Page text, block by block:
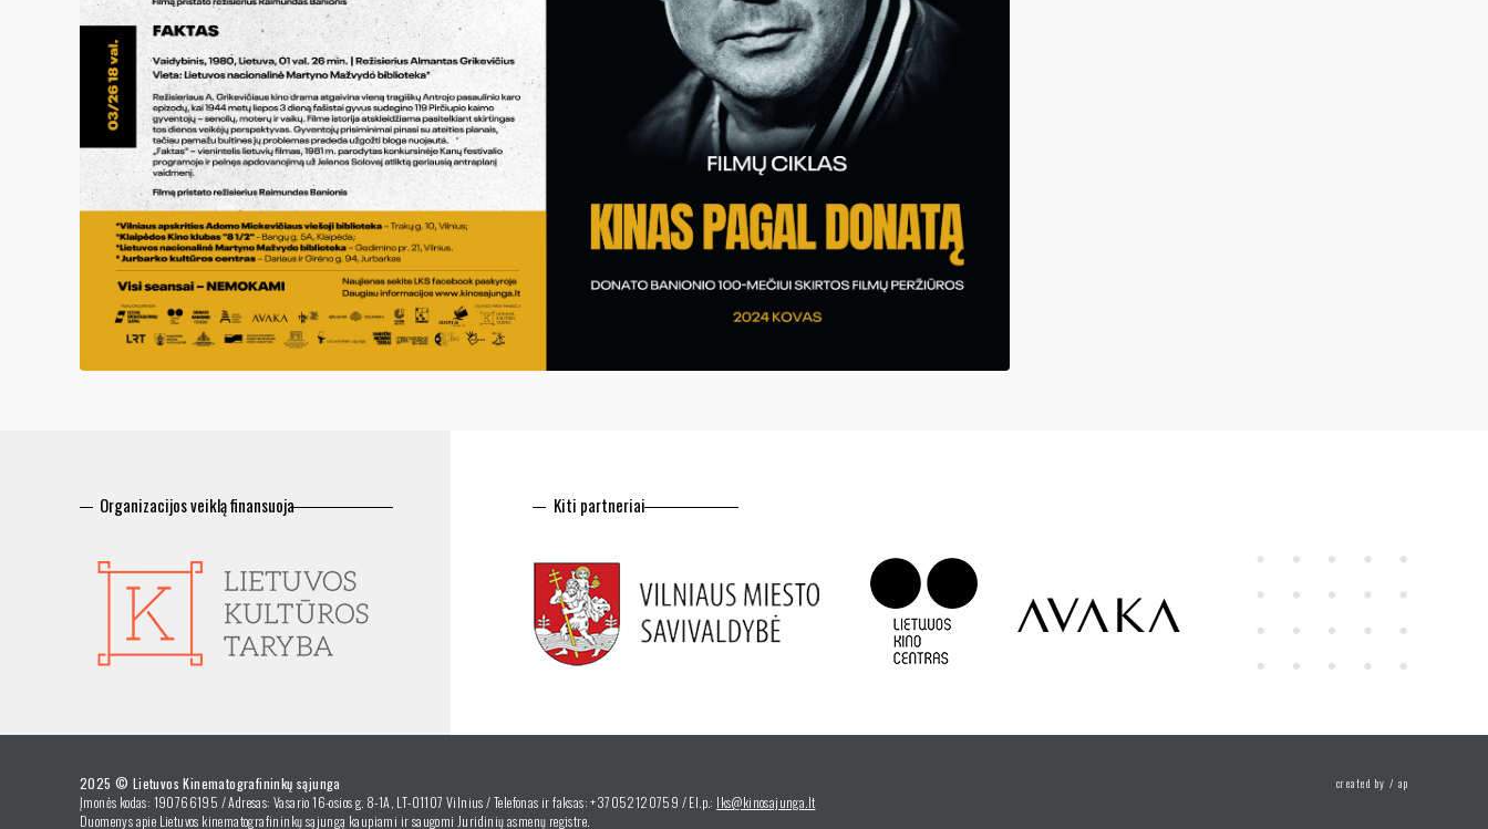
Organizacijos veiklą finansuoja Kiti partneriai
2025 © Lietuvos Kinematografininkų sąjunga
Įmonės kodas: 190766195 / Adresas: Vasario 16-osios g. 8-1A, LT-01107 Vilnius / Telefonas ir faksas: +37052120759 / El.p.: lks@kinosajunga.lt
Duomenys apie Lietuvos kinematografininkų sąjungą kaupiami ir saugomi Juridinių asmenų registre.
created by / ap